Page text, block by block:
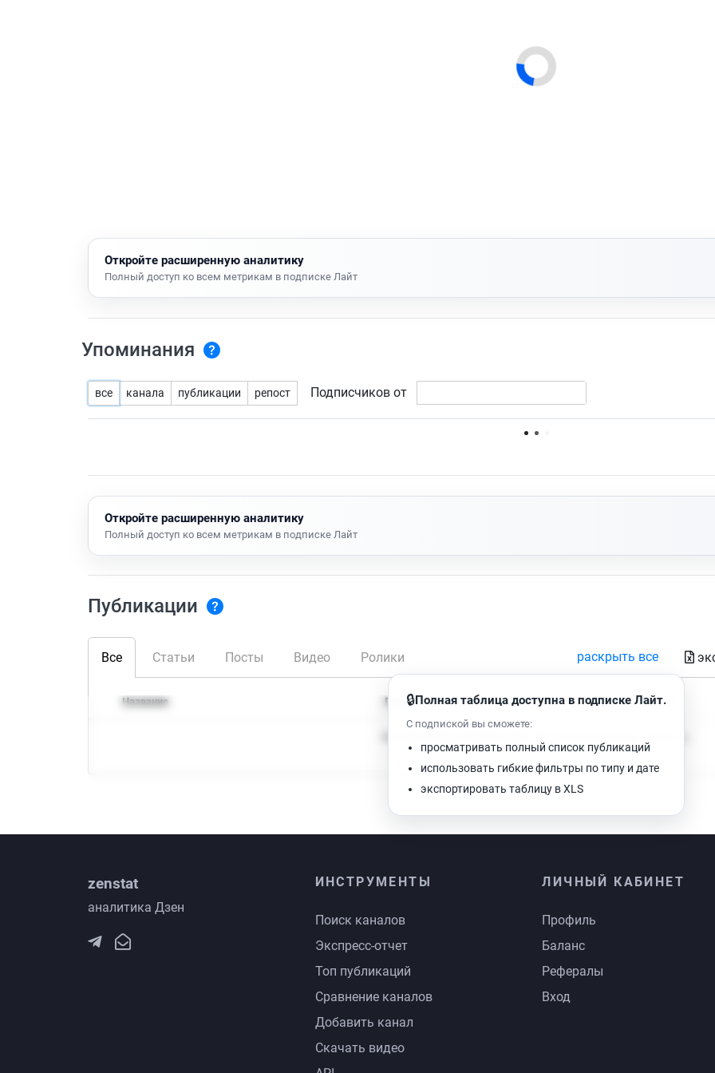
Откройте расширенную аналитику
Полный доступ ко всем метрикам в подписке Лайт
Упоминания
все канала публикации репост Подписчиков от
Нет доступных упоминаний.
Откройте расширенную аналитику
Полный доступ ко всем метрикам в подписке Лайт
Публикации
Все Статьи Посты Видео Ролики раскрыть все
Название Просмотров Время чтения
🔒Полная таблица доступна в подписке Лайт.
С подпиской вы сможете:
просматривать полный список публикаций
использовать гибкие фильтры по типу и дате
экспортировать таблицу в XLS
zenstat
аналитика Дзен
ИНСТРУМЕНТЫ
Поиск каналов
Экспресс-отчет
Топ публикаций
Сравнение каналов
Добавить канал
Скачать видео
ЛИЧНЫЙ КАБИНЕТ
Профиль
Баланс
Рефералы
Вход